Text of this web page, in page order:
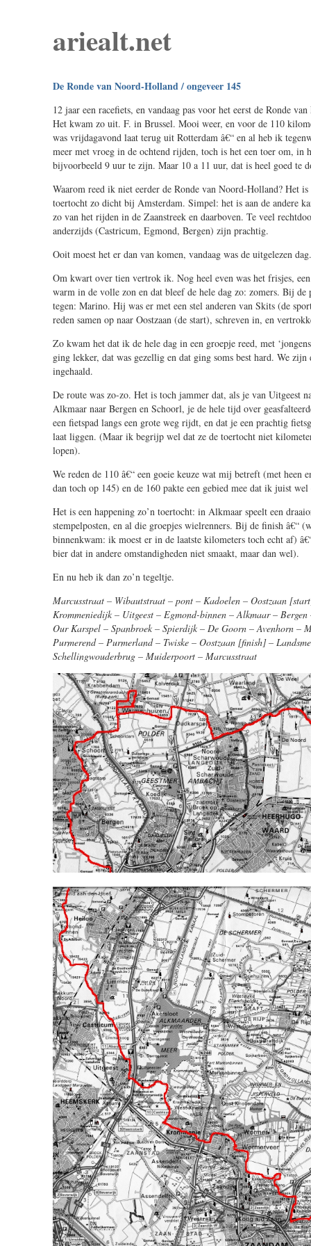
ariealt.net
De Ronde van Noord-Holland / ongeveer 145
12 jaar een racefiets, en vandaag pas voor het eerst de Ronde
Het kwam zo uit. F. in Brussel. Mooi weer, en voor de 110
was vrijdagavond laat terug uit Rotterdam â€“ en al heb ik
meer met vroeg in de ochtend rijden, toch is het een toer om, in
bijvoorbeeld 9 uur te zijn. Maar 10 a 11 uur, dat is heel goed te
Waarom reed ik niet eerder de Ronde van Noord-Holland? Het
toertocht zo dicht bij Amsterdam. Simpel: het is aan de andere
zo van het rijden in de Zaanstreek en daarboven. Te veel
anderzijds (Castricum, Egmond, Bergen) zijn prachtig.
Ooit moest het er dan van komen, vandaag was de uitgelezen dag.
Om kwart over tien vertrok ik. Nog heel even was het frisjes,
warm in de volle zon en dat bleef de hele dag zo: zomers. Bij de
tegen: Marino. Hij was er met een stel anderen van Skits (de
reden samen op naar Oostzaan (de start), schreven in, en
Zo kwam het dat ik de hele dag in een groepje reed, met
ging lekker, dat was gezellig en dat ging soms best hard. We zijn
ingehaald.
De route was zo-zo. Het is toch jammer dat, als je van Uitgeest
Alkmaar naar Bergen en Schoorl, je de hele tijd over
een fietspad langs een grote weg rijdt, en dat je een prachtig
laat liggen. (Maar ik begrijp wel dat ze de toertocht niet
lopen).
We reden de 110 â€“ een goeie keuze wat mij betreft (met heen
dan toch op 145) en de 160 pakte een gebied mee dat ik juist
Het is een happening zo’n toertocht: in Alkmaar speelt een
stempelposten, en al die groepjes wielrenners. Bij de finish â€“
binnenkwam: ik moest er in de laatste kilometers toch echt af)
bier dat in andere omstandigheden niet smaakt, maar dan wel).
En nu heb ik dan zo’n tegeltje.
Marcusstraat – Wibautstraat – pont – Kadoelen – Oostzaan
Krommeniedijk – Uitgeest – Egmond-binnen – Alkmaar –
Our Karspel – Spanbroek – Spierdijk – De Goorn – Avenhorn –
Purmerend – Purmerland – Twiske – Oostzaan [finish] –
Schellingwouderbrug – Muiderpoort – Marcusstraat